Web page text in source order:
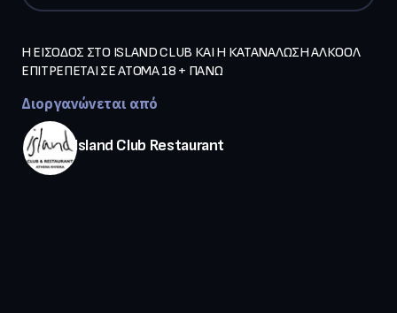
Η ΕΙΣΟΔΟΣ ΣΤΟ ISLAND CLUB ΚΑΙ Η ΚΑΤΑΝΑΛΩΣΗ ΑΛΚΟΟΛ
ΕΠΙΤΡΕΠΕΤΑΙ ΣΕ ΑΤΟΜΑ 18 + ΠΑΝΩ
Διοργανώνεται από
Island Club Restaurant